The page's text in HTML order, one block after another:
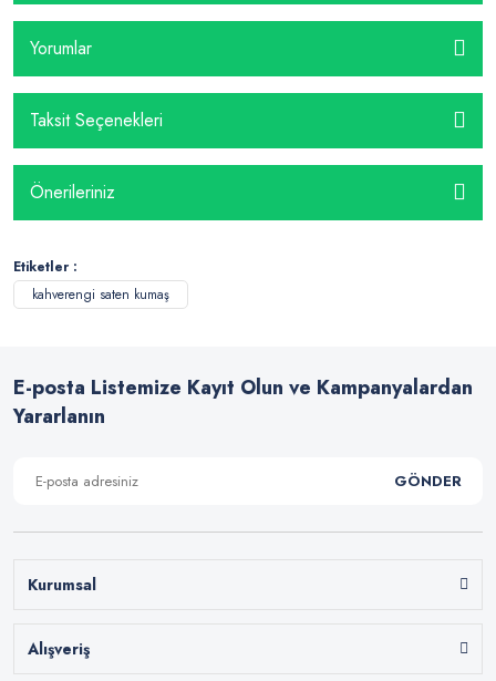
Yorumlar
Taksit Seçenekleri
Önerileriniz
Etiketler :
kahverengi saten kumaş
E-posta Listemize Kayıt Olun ve Kampanyalardan
Yararlanın
GÖNDER
Kurumsal
Alışveriş